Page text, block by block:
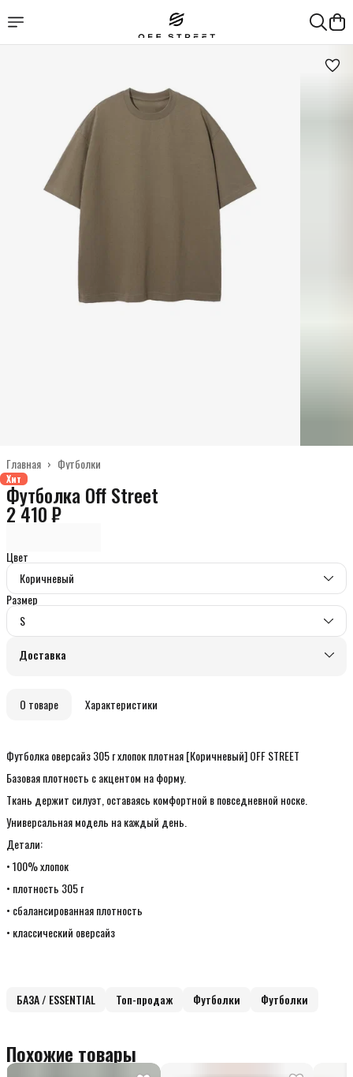
Футболки
Главная ›
Хит
Футболка Off Street
2 410 ₽
Цвет
Коричневый
Размер
S
Доставка
О товаре Характеристики
Футболка оверсайз 305 г хлопок плотная [Коричневый] OFF STREET
Базовая плотность с акцентом на форму.
Ткань держит силуэт, оставаясь комфортной в повседневной носке.
Универсальная модель на каждый день.
Детали:
• 100% хлопок
• плотность 305 г
• сбалансированная плотность
• классический оверсайз
БАЗА / ESSENTIAL Топ-продаж Футболки Футболки
Похожие товары